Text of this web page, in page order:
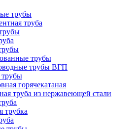
трубы
труба
трубы
трубы ВГП
горячекатаная
труба из нержавеющей стали
трубка